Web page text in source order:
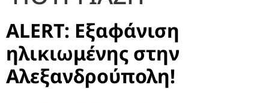
ALERT: Εξαφάνιση
ηλικιωμένης στην
Αλεξανδρούπολη!